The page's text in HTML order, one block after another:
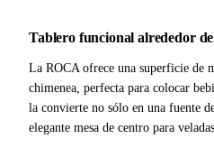
Tablero funcional alrededor
La ROCA ofrece una superficie de
chimenea, perfecta para colocar
la convierte no sólo en una fuente
elegante mesa de centro para